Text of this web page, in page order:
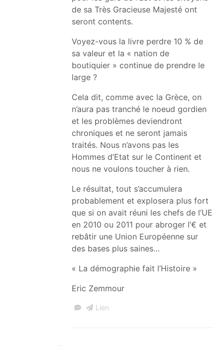
de sa Très Gracieuse Majesté ont
seront contents.
Voyez-vous la livre perdre 10 % de
sa valeur et la « nation de
boutiquier » continue de prendre le
large ?
Cela dit, comme avec la Grèce, on
n’aura pas tranché le noeud gordien
et les problèmes deviendront
chroniques et ne seront jamais
traités. Nous n’avons pas les
Hommes d’Etat sur le Continent et
nous ne voulons toucher à rien.
Le résultat, tout s’accumulera
probablement et explosera plus fort
que si on avait réuni les chefs de l’UE
en 2010 ou 2011 pour abroger l’€ et
rebâtir une Union Européenne sur
des bases plus saines…
« La démographie fait l’Histoire »
Eric Zemmour
Lien